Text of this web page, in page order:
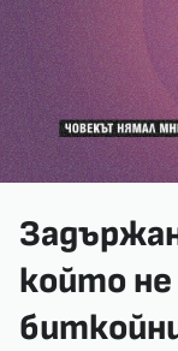
който не